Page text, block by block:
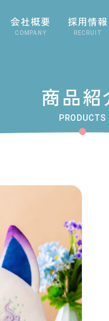
会社概要
COMPANY
採用情報
RECRUIT
商品紹
PRODUCTS